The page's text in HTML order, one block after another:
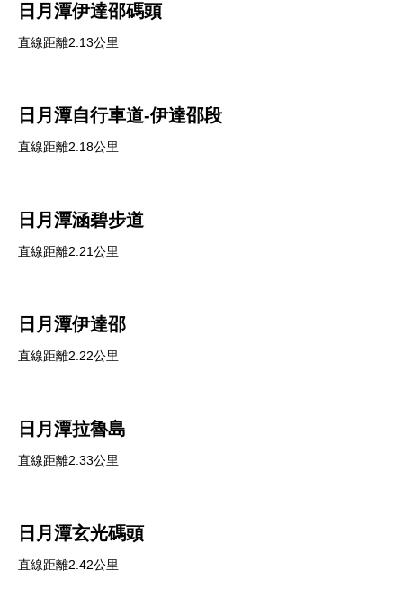
日月潭伊達邵碼頭
直線距離2.13公里
日月潭自行車道-伊達邵段
直線距離2.18公里
日月潭涵碧步道
直線距離2.21公里
日月潭伊達邵
直線距離2.22公里
日月潭拉魯島
直線距離2.33公里
日月潭玄光碼頭
直線距離2.42公里